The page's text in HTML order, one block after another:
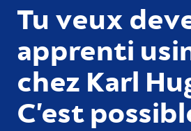
Tu veux
apprenti
chez Karl
C’est